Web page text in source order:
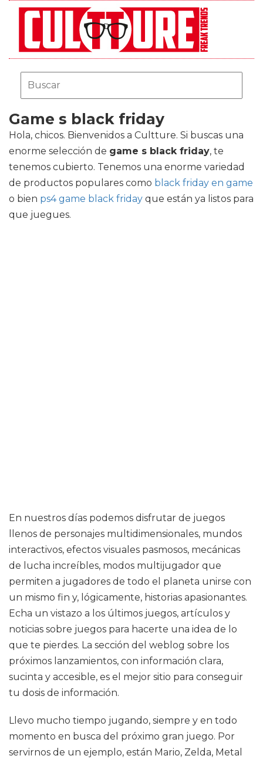
Game s black friday
Hola, chicos. Bienvenidos a Cultture. Si buscas una
enorme selección de game s black friday, te
tenemos cubierto. Tenemos una enorme variedad
de productos populares como black friday en game
o bien ps4 game black friday que están ya listos para
que juegues.
En nuestros días podemos disfrutar de juegos
llenos de personajes multidimensionales, mundos
interactivos, efectos visuales pasmosos, mecánicas
de lucha increíbles, modos multijugador que
permiten a jugadores de todo el planeta unirse con
un mismo fin y, lógicamente, historias apasionantes.
Echa un vistazo a los últimos juegos, artículos y
noticias sobre juegos para hacerte una idea de lo
que te pierdes. La sección del weblog sobre los
próximos lanzamientos, con información clara,
sucinta y accesible, es el mejor sitio para conseguir
tu dosis de información.
Llevo mucho tiempo jugando, siempre y en todo
momento en busca del próximo gran juego. Por
servirnos de un ejemplo, están Mario, Zelda, Metal